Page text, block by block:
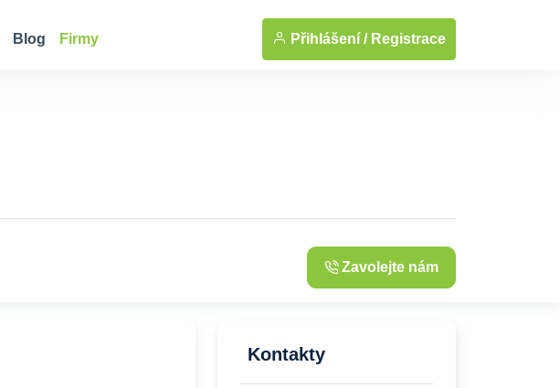
Blog Firmy Přihlášení / Registrace
... Zobrazit fotografie
Zavolejte nám
Kontakty